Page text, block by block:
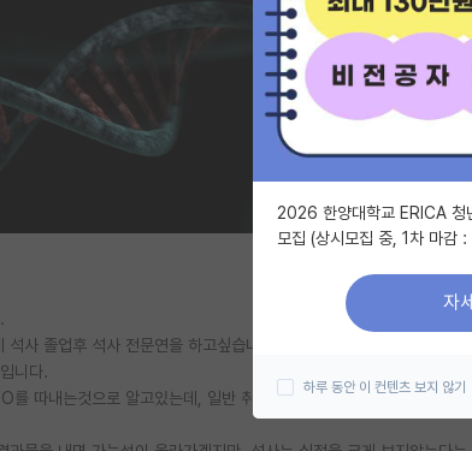
사 졸업후 석사 전문연을 하고싶습니다.
니다.
를 따내는것으로 알고있는데, 일반 취업과 동일한 방식이라 흔히 말
2026 한양대학교 ERICA 청
모집 (상시모집 중, 1차 마감
자
하루 동안 이 컨텐츠 보지 않기